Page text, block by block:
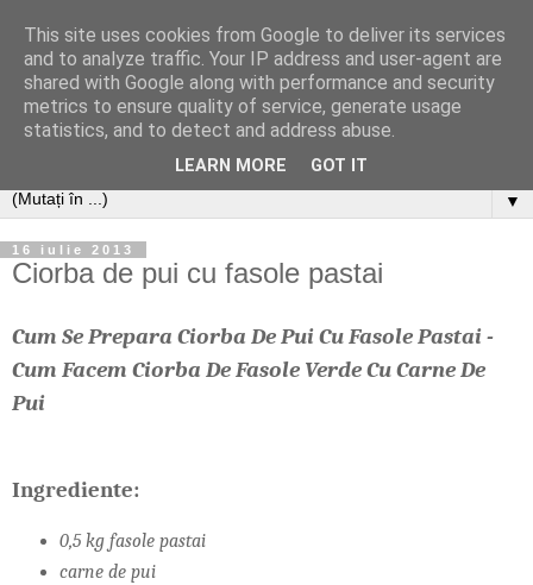
▼
16 iulie 2013
Ciorba de pui cu fasole pastai
Cum Se Prepara Ciorba De Pui Cu Fasole Pastai -
Cum Facem Ciorba De Fasole Verde Cu Carne De
Pui
Ingrediente:
0,5 kg fasole pastai
carne de pui
This site uses cookies from Google to deliver its services
and to analyze traffic. Your IP address and user-agent are
shared with Google along with performance and security
metrics to ensure quality of service, generate usage
statistics, and to detect and address abuse.
LEARN MORE GOT IT